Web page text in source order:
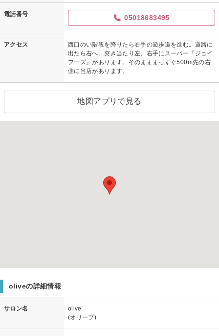
電話番号 05018683495
アクセス
西口のい階段を降りたら右手の遊歩道を進む。道路に
出たら右へ。突き当たり左、右手にスーパー『ジョイ
フーズ』があります。そのまままっすぐ500m先の右
側に当店があります。
地図アプリで見る
oliveの詳細情報
サロン名
olive
(オリーブ)